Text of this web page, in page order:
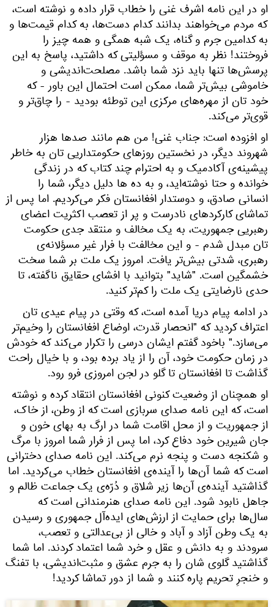
او در این نامه اشرف غنی را خطاب قرار داده و نوشته است،
که مردم می‌خواهند بدانند کدام دست‌ها، به کدام قیمت‌ها و
به کدامین جرم و گناه، یک شبه همگی و همه چیز را
فروختند! نظر به موقف و مسؤلیتی که داشتید، پاسخ به این
پرسش‌ها تنها باید نزد شما باشد. مصلحت‌اندیشی و
خاموشی بیش‌تر شما، ممکن است احتمال این باور - که
خود تان از مهره‌های مرکزی این توطئه بودید - را چاق‌تر و
قوی‌تر می‌کند.
او افزوده است: جناب غنی! من هم مانند صدها هزار
شهروند دیگر، در نخستین روزهای حکومتداریی تان به خاطر
پیشینه‌ی آکادمیک و به احترام چند کتاب که‌ در زندگی
خوانده و حتا نوشته‌اید، و به ده ها دلیل دیگر، شما را
انسانی صادق، و دوستدار افغانستان فکر می‌کردیم. اما پس از
تماشای کارکردهای نادرست و پر از تعصب اکثریت اعضای
رهبریی جمهوریت، به یک مخالف و منتقد جدی حکومت
تان مبدل شدم - و این مخالفت با فرار غیر مسؤلانه‌ی
رهبری، شدتی بیش‌تر یافت. امروز یک ملت بر شما سخت
خشمگین است. "شاید" بتوانید با افشای حقایق ناگفته، تا
حدی نارضایتی یک ملت را کم‌تر کنید.
در ادامه پیام دریا آمده است، که وقتی در پیام عیدی تان
اعتراف کردید که "انحصار قدرت، اوضاع افغانستان را وخیم‌تر
می‌سازد." باخود گفتم ایشان درسی را تکرار می‌کند که خودش
در زمان حکومت خود، آن را از یاد برده بود، و با خیال راحت
گذاشت تا افغانستان تا گلو در لجن امروزی فرو رود.
او همچنان از وضعیت کنونی افغانستان انتقاد کرده و نوشته
است، که این نامه صدای سربازی است که از وطن، از خاک،
از جمهوریت و از محل اقامت شما در ارگ به بهای خون و‌
جان شیرین خود دفاع کرد، اما پس از فرار شما امروز با مرگ
و شکنجه دست و پنجه نرم می‌کند. این نامه صدای دخترانی
است که شما آن‌ها را آینده‌ی افغانستان خطاب می‌کردید. اما
گذاشتید آینده‌ی آن‌ها زیر شلاق و دُرّه‌ی یک جماعت ظالم و
جاهل نابود شود. این نامه صدای هنرمندانی است که
سال‌ها برای حمایت‌ از ارزش‌های ایده‌آل جمهوری و رسیدن
به یک وطن آزاد و آباد و خالی از بی‌عدالتی و تعصب،
سرودند و به دانش و عقل و خرد شما اعتماد کردند. اما شما
گذاشتید گلوی‌ شان را به جرم عشق و مثبت‌اندیشی، با تفنگ
و‌ خنجرِ تحریم پاره کنند و شما از دور تماشا کردید!